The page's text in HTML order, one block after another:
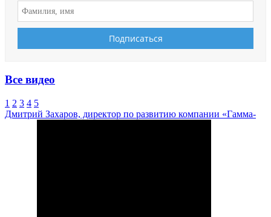
Все видео
1 2 3 4 5
Дмитрий Захаров, директор по развитию компании «Гамма-